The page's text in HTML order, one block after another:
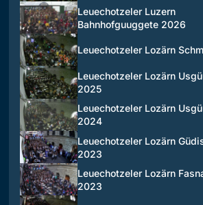
Leuechotzeler Luzern
Bahnhofguuggete 2026
Leuechotzeler Lozärn
Leuechotzeler Lozärn
2025
Leuechotzeler Lozärn
2024
Leuechotzeler Lozärn
2023
Leuechotzeler Lozärn
2023